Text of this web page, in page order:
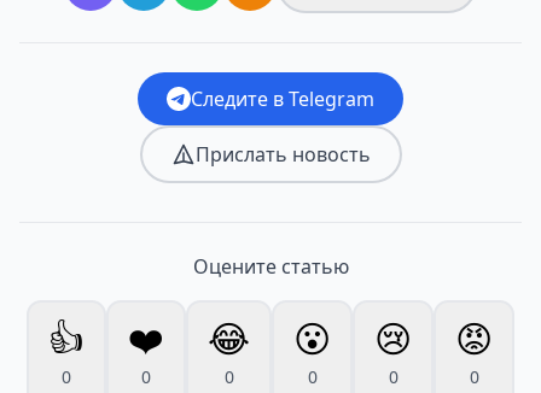
Следите в Telegram
Прислать новость
Оцените статью
👍
0
❤️
0
😂
0
😮
0
😢
0
😡
0